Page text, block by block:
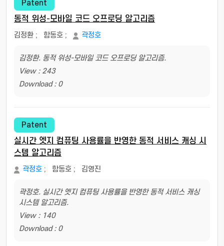
Patent
동적 위성-모바일 코드 오프로딩 알고리즘
김정환 ; 함동호 ; 곽정호
김정환. 동적 위성-모바일 코드 오프로딩 알고리즘.
View : 243
Download : 0
Patent
실시간 엣지 컴퓨팅 사용률을 반영한 동적 서비스 캐싱 시
스템 알고리즘
곽정호 ; 함동호 ; 김영진
곽정호. 실시간 엣지 컴퓨팅 사용률을 반영한 동적 서비스 캐싱
시스템 알고리즘.
View : 140
Download : 0